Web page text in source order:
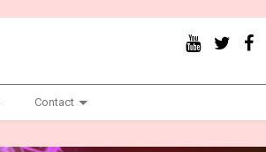
Contact